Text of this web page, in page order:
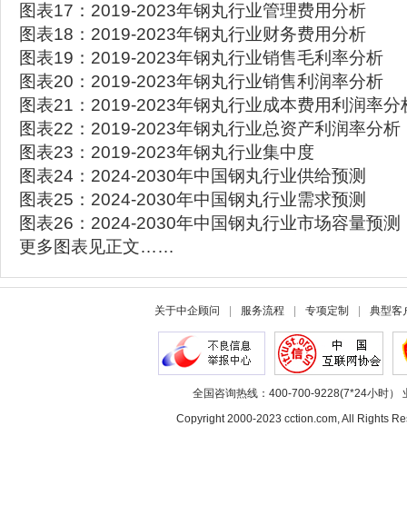
图表17：2019-2023年钢丸行业管理费用分析
图表18：2019-2023年钢丸行业财务费用分析
图表19：2019-2023年钢丸行业销售毛利率分析
图表20：2019-2023年钢丸行业销售利润率分析
图表21：2019-2023年钢丸行业成本费用利润率分
图表22：2019-2023年钢丸行业总资产利润率分析
图表23：2019-2023年钢丸行业集中度
图表24：2024-2030年中国钢丸行业供给预测
图表25：2024-2030年中国钢丸行业需求预测
图表26：2024-2030年中国钢丸行业市场容量预测
更多图表见正文……
关于中企顾问 服务流程 专项定制 典型客
全国咨询热线：400-700-9228(7*24小时）
Copyright 2000-2023 cction.com, All Rights